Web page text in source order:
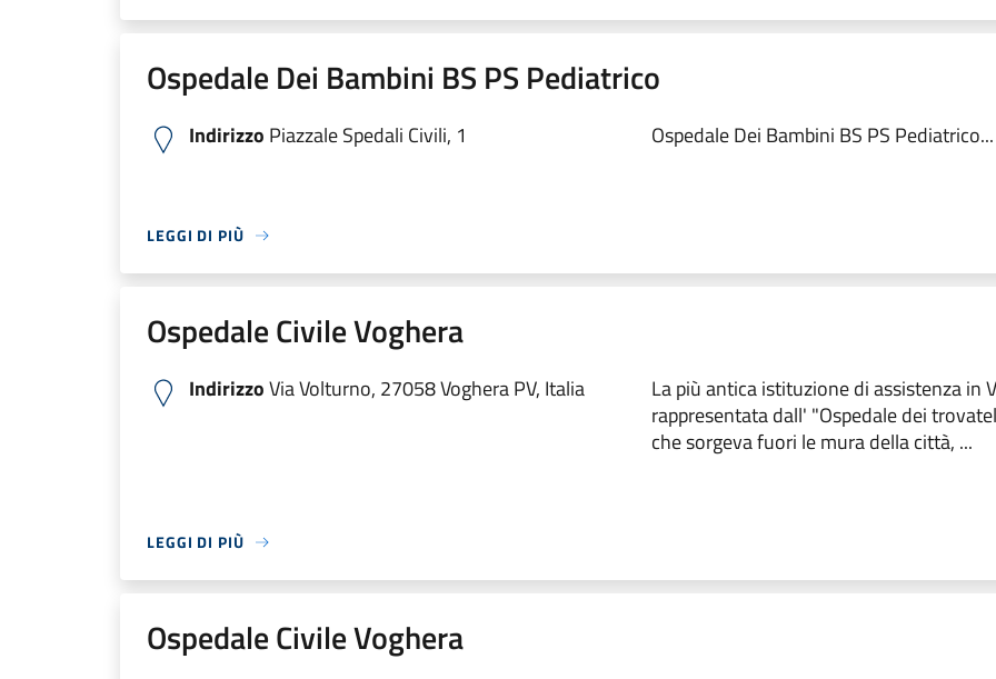
Ospedale Dei Bambini BS PS Pediatrico
Indirizzo Piazzale Spedali Civili, 1 Ospedale Dei Bambini BS PS Pediatrico...
LEGGI DI PIÙ
Ospedale Civile Voghera
IndirizzoVia Volturno, 27058 Voghera PV, Italia
La più antica istituzione di assistenza in
rappresentata dall' "Ospedale dei
che sorgeva fuori le mura della città, ...
LEGGI DI PIÙ
Ospedale Civile Voghera